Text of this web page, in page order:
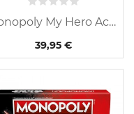
Monopoly My Hero Academia
39,95 €